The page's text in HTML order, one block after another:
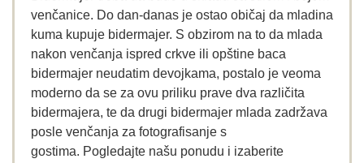
venčanice. Do dan-danas je ostao običaj da mladina
kuma kupuje bidermajer. S obzirom na to da mlada
nakon venčanja ispred crkve ili opštine baca
bidermajer neudatim devojkama, postalo je veoma
moderno da se za ovu priliku prave dva različita
bidermajera, te da drugi bidermajer mlada zadržava
posle venčanja za fotografisanje s
gostima. Pogledajte našu ponudu i izaberite